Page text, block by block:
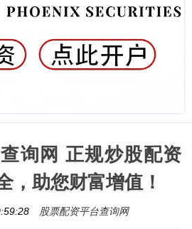
询网 正规炒股配资
，助您财富增值！
股票配资平台查询网